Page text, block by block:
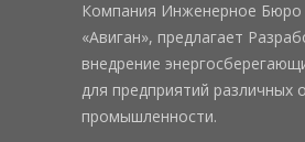
Компания Инженерное
«Авиган», предлагает
внедрение
для предприятий различных
промышленности.